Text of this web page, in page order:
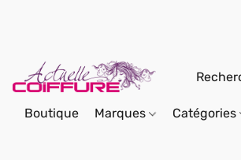
Boutique Marques Catégories